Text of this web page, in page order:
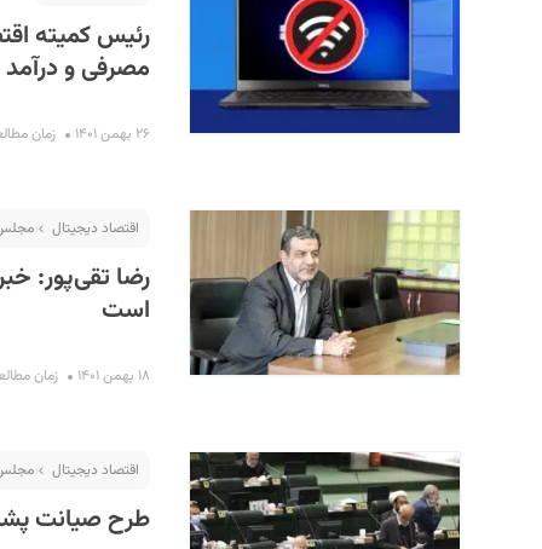
رئیس کمیته
مصرفی و درآمد
۲۶ بهمن ۱۴۰۱ زمان مطالعه : ۳
اقتصاد دیجیتال
رضا تقی‌پور:
است
۱۸ بهمن ۱۴۰۱ زمان مطالعه : ۳
اقتصاد دیجیتال
طرح صیانت